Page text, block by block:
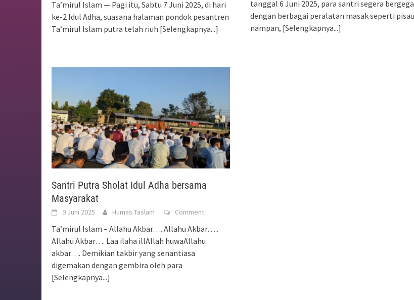
Ta’mirul Islam — Pagi itu, Sabtu 7 Juni 2025, di hari
ke-2 Idul Adha, suasana halaman pondok pesantren
Ta’mirul Islam putra telah riuh [Selengkapnya...]
tanggal 6 Juni 2025, para santri segera
dengan berbagai peralatan masak seperti
nampan, [Selengkapnya...]
Santri Putra Sholat Idul Adha bersama
Masyarakat
9 Juni 2025 Humas Taslam Comment
Ta’mirul Islam – Allahu Akbar…. Allahu Akbar…..
Allahu Akbar…. Laa ilaha illAllah huwaAllahu
akbar…. Demikian takbir yang senantiasa
digemakan dengan gembira oleh para
[Selengkapnya...]